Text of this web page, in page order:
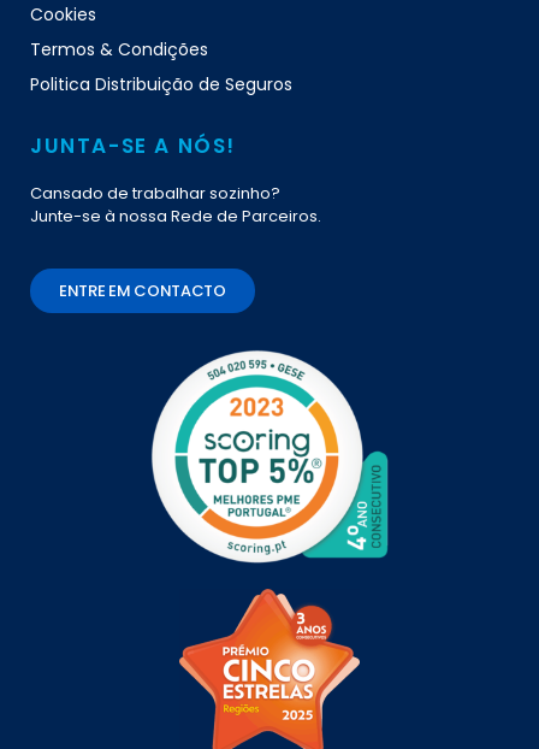
Cookies
Termos & Condições
Politica Distribuição de Seguros
JUNTA-SE A NÓS!
Cansado de trabalhar sozinho?
Junte-se à nossa Rede de Parceiros.
ENTRE EM CONTACTO